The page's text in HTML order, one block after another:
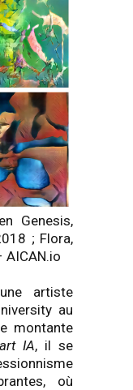
Genesis,
; Flora,
artiste
au
montante
IA, il se
où